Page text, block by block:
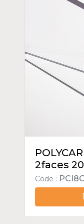
2faces
Code :